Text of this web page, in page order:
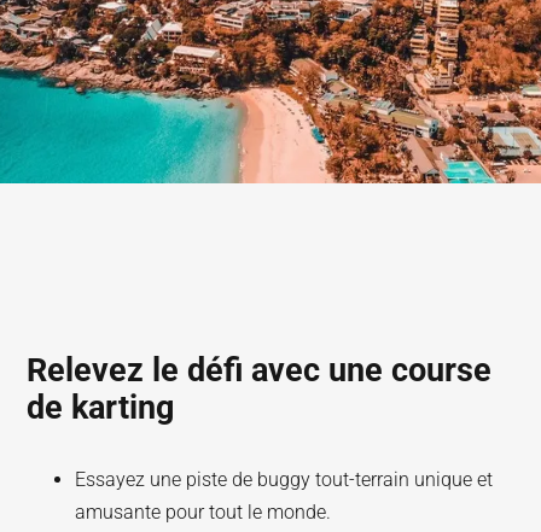
Relevez le défi avec une course
de karting
Essayez une piste de buggy tout-terrain unique et
amusante pour tout le monde.